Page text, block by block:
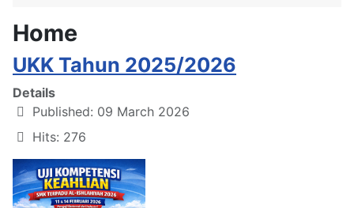
Home
UKK Tahun 2025/2026
Details
Published: 09 March 2026
Hits: 276